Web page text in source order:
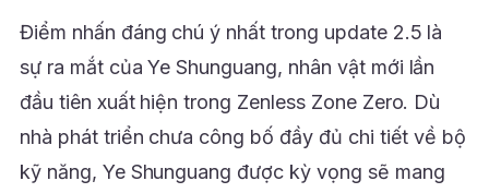
Điểm nhấn đáng chú ý nhất trong update 2.5 là
sự ra mắt của Ye Shunguang, nhân vật mới lần
đầu tiên xuất hiện trong Zenless Zone Zero. Dù
nhà phát triển chưa công bố đầy đủ chi tiết về bộ
kỹ năng, Ye Shunguang được kỳ vọng sẽ mang